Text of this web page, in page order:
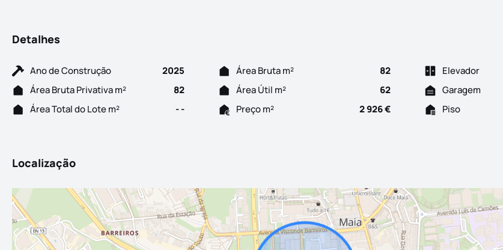
Detalhes
Ano de Construção 2025 Área Bruta m² 82 Elevador
Área Bruta Privativa m²
82 Área Útil m² 62 Garagem
Área Total do Lote m²
- - Preço m² 2 926 € Piso
Localização